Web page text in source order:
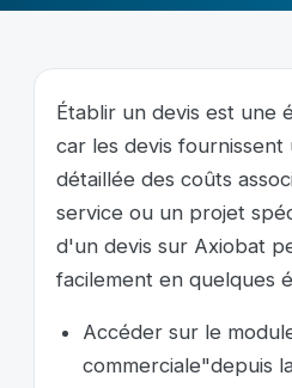
Établir un devis est une
car les devis fournissent
détaillée des coûts
service ou un projet
d'un devis sur Axiobat
facilement en quelques
Accéder sur le
commerciale"depuis